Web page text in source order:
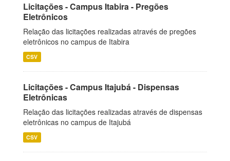
Licitações - Campus Itabira - Pregões
Eletrônicos
Relação das licitações realizadas através de pregões
eletrônicos no campus de Itabira
CSV
Licitações - Campus Itajubá - Dispensas
Eletrônicas
Relação das licitações realizadas através de dispensas
eletrônicas no campus de Itajubá
CSV